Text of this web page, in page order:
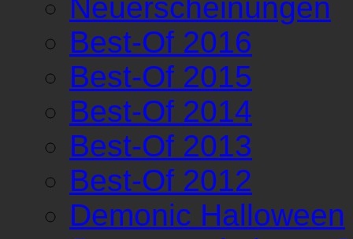
Neuerscheinungen
Best-Of 2016
Best-Of 2015
Best-Of 2014
Best-Of 2013
Best-Of 2012
Demonic Halloween